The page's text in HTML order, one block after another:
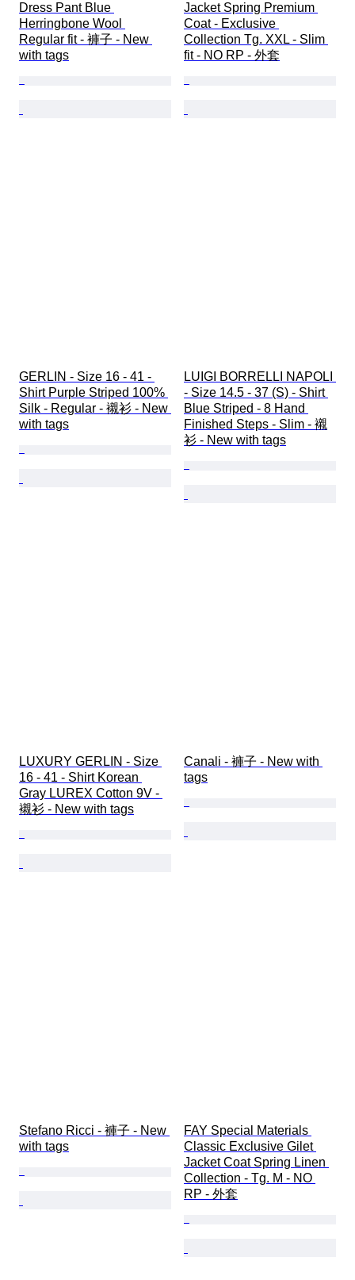
Dress Pant Blue
Herringbone Wool
Regular fit - 褲子 - New
with tags
Jacket Spring Premium
Coat - Exclusive
Collection Tg. XXL - Slim
fit - NO RP - 外套
GERLIN - Size 16 - 41 -
Shirt Purple Striped 100%
Silk - Regular - 襯衫 - New
with tags
LUIGI BORRELLI NAPOLI
- Size 14.5 - 37 (S) - Shirt
Blue Striped - 8 Hand
Finished Steps - Slim - 襯
衫 - New with tags
LUXURY GERLIN - Size
16 - 41 - Shirt Korean
Gray LUREX Cotton 9V -
襯衫 - New with tags
Canali - 褲子 - New with
tags
Stefano Ricci - 褲子 - New
with tags
FAY Special Materials
Classic Exclusive Gilet
Jacket Coat Spring Linen
Collection - Tg. M - NO
RP - 外套